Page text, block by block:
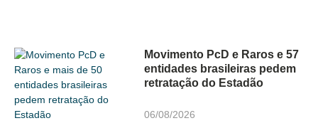
Movimento PcD e Raros e 57
entidades brasileiras pedem
retratação do Estadão
06/08/2026